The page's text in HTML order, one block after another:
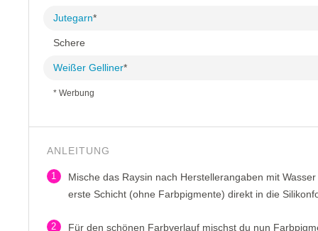
Jutegarn*
Schere
Weißer Gelliner*
* Werbung
ANLEITUNG
1
Mische das Raysin nach Herstellerangaben mit
erste Schicht (ohne Farbpigmente) direkt in die
2
Für den schönen Farbverlauf mischst du nun